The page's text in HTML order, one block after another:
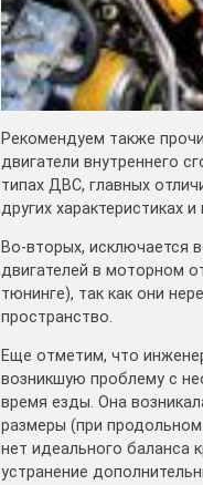
Рекомендуем также
двигатели внутреннего
типах ДВС, главных
других характеристиках
Во-вторых, исключается
двигателей в моторном
тюнинге), так как они
пространство.
Еще отметим, что
возникшую проблему с
время езды. Она
размеры (при
нет идеального баланса
устранение